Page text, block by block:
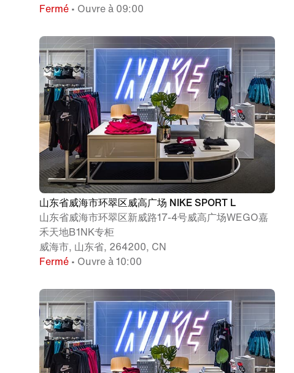
Fermé • Ouvre à 09:00
山东省威海市环翠区威高广场 NIKE SPORT L
山东省威海市环翠区新威路17-4号威高广场WEGO嘉
禾天地B1NK专柜
威海市, 山东省, 264200, CN
Fermé • Ouvre à 10:00